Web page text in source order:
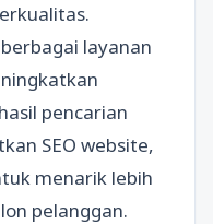
layanan
pencarian
SEO website,
menarik lebih
pelanggan.